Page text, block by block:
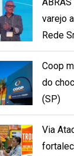
varejo
Rede
Coop
do
(SP)
Via